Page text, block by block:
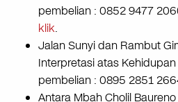
pembelian : 0852 9477
klik.
Jalan Sunyi dan Rambut
Interpretasi atas
pembelian : 0895 2851
Antara Mbah Cholil